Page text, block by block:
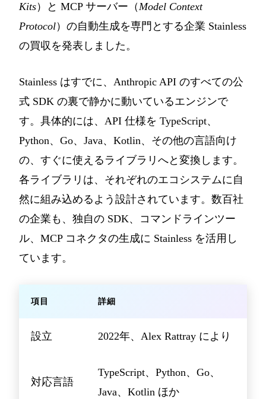
Kits）と MCP サーバー（Model Context
Protocol）の自動生成を専門とする企業 Stainless
の買収を発表しました。
Stainless はすでに、Anthropic API のすべての公
式 SDK の裏で静かに動いているエンジンで
す。具体的には、API 仕様を TypeScript、
Python、Go、Java、Kotlin、その他の言語向け
の、すぐに使えるライブラリへと変換します。
各ライブラリは、それぞれのエコシステムに自
然に組み込めるよう設計されています。数百社
の企業も、独自の SDK、コマンドラインツー
ル、MCP コネクタの生成に Stainless を活用し
ています。
項目 詳細
設立 2022年、Alex Rattray により
対応言語
TypeScript、Python、Go、
Java、Kotlin ほか